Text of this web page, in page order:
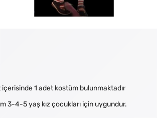
içerisinde 1 adet kostüm bulunmaktadır
3-4-5 yaş kız çocukları için uygundur.